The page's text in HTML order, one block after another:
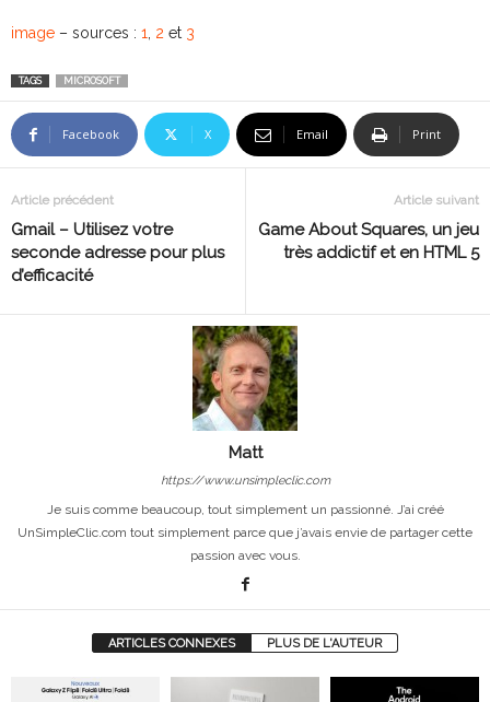
image – sources : 1, 2 et 3
TAGS MICROSOFT
Facebook X Email Print
Article précédent
Gmail – Utilisez votre
seconde adresse pour plus
d’efficacité
Article suivant
Game About Squares, un jeu
très addictif et en HTML 5
Matt
https://www.unsimpleclic.com
Je suis comme beaucoup, tout simplement un passionné. J’ai créé
UnSimpleClic.com tout simplement parce que j’avais envie de partager cette
passion avec vous.
ARTICLES CONNEXES PLUS DE L'AUTEUR